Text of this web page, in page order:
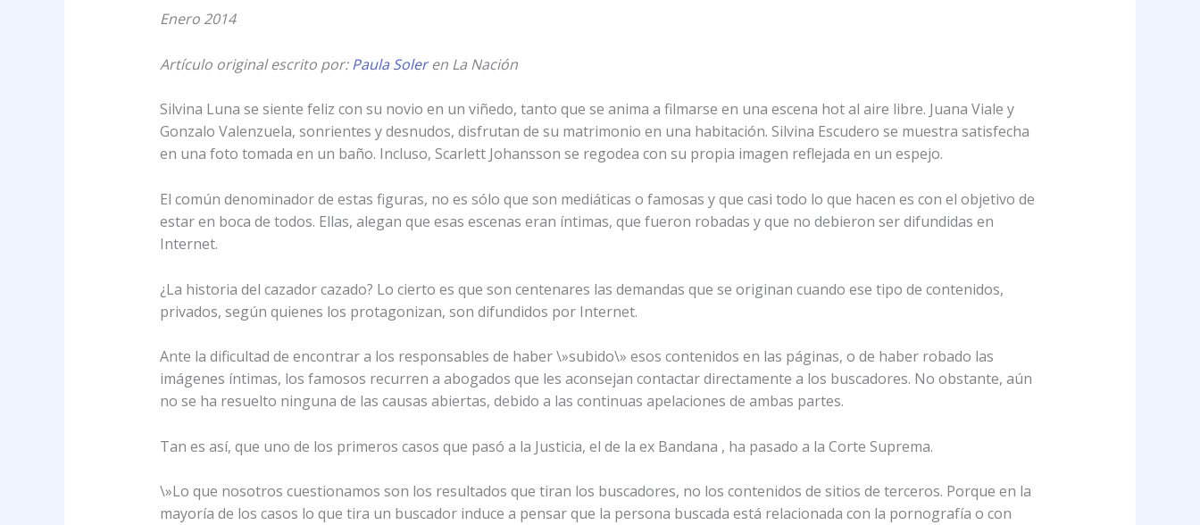
Enero 2014
Artículo original escrito por:Paula Soleren La Nación
Silvina Luna se siente feliz con su novio en un viñedo, tanto que se anima a filmarse en una escena hot al aire libre. Juana Viale y
Gonzalo Valenzuela, sonrientes y desnudos, disfrutan de su matrimonio en una habitación. Silvina Escudero se muestra satisfecha
en una foto tomada en un baño. Incluso, Scarlett Johansson se regodea con su propia imagen reflejada en un espejo.
El común denominador de estas figuras, no es sólo que son mediáticas o famosas y que casi todo lo que hacen es con el objetivo de
estar en boca de todos. Ellas, alegan que esas escenas eran íntimas, que fueron robadas y que no debieron ser difundidas en
Internet.
¿La historia del cazador cazado? Lo cierto es que son centenares las demandas que se originan cuando ese tipo de contenidos,
privados, según quienes los protagonizan, son difundidos por Internet.
Ante la dificultad de encontrar a los responsables de haber \»subido\» esos contenidos en las páginas, o de haber robado las
imágenes íntimas, los famosos recurren a abogados que les aconsejan contactar directamente a los buscadores. No obstante, aún
no se ha resuelto ninguna de las causas abiertas, debido a las continuas apelaciones de ambas partes.
Tan es así, que uno de los primeros casos que pasó a la Justicia, el de la ex Bandana , ha pasado a la Corte Suprema.
\»Lo que nosotros cuestionamos son los resultados que tiran los buscadores, no los contenidos de sitios de terceros. Porque en la
mayoría de los casos lo que tira un buscador induce a pensar que la persona buscada está relacionada con la pornografía o con